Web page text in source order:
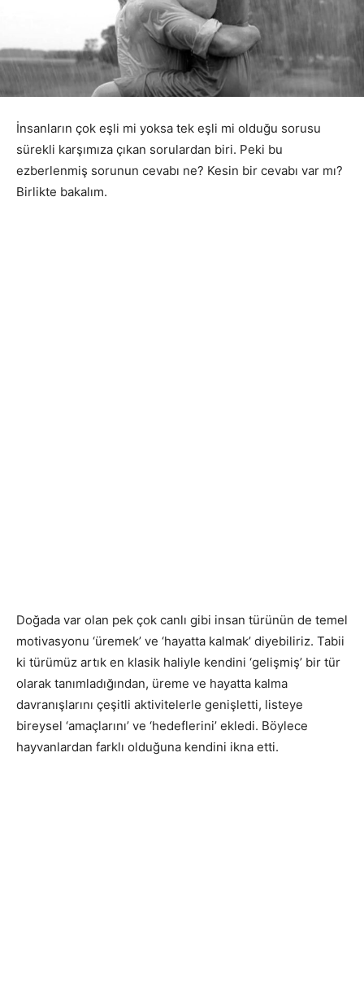
İnsanların çok eşli mi yoksa tek eşli mi olduğu sorusu
sürekli karşımıza çıkan sorulardan biri. Peki bu
ezberlenmiş sorunun cevabı ne? Kesin bir cevabı var mı?
Birlikte bakalım.
Doğada var olan pek çok canlı gibi insan türünün de temel
motivasyonu ‘üremek’ ve ‘hayatta kalmak’ diyebiliriz. Tabii
ki türümüz artık en klasik haliyle kendini ‘gelişmiş’ bir tür
olarak tanımladığından, üreme ve hayatta kalma
davranışlarını çeşitli aktivitelerle genişletti, listeye
bireysel ‘amaçlarını’ ve ‘hedeflerini’ ekledi. Böylece
hayvanlardan farklı olduğuna kendini ikna etti.